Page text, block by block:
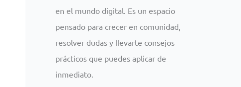
en el mundo digital. Es un espacio
pensado para crecer en comunidad,
resolver dudas y llevarte consejos
prácticos que puedes aplicar de
inmediato.